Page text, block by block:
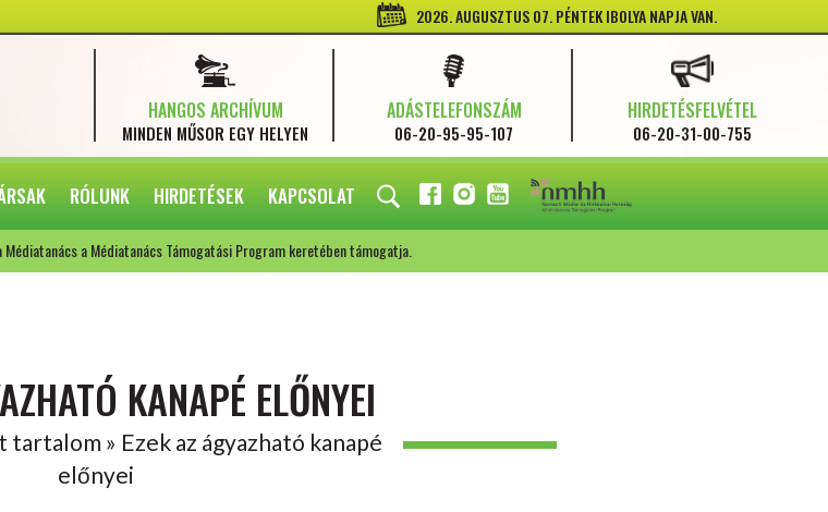
2026. AUGUSZTUS 07. PÉNTEK IBOLYA NAPJA VAN.
HANGOS ARCHÍVUM
MINDEN MŰSOR EGY HELYEN
ADÁSTELEFONSZÁM
06-20-95-95-107
HIRDETÉSFELVÉTEL
06-20-31-00-755
RÓLUNK HIRDETÉSEK KAPCSOLAT FACEBOOK
INSTAGRAM
YOUTUBE
a Médiatanács Támogatási Program keretében támogatja.
KANAPÉ ELŐNYEI
» Ezek az ágyazható kanapé
előnyei